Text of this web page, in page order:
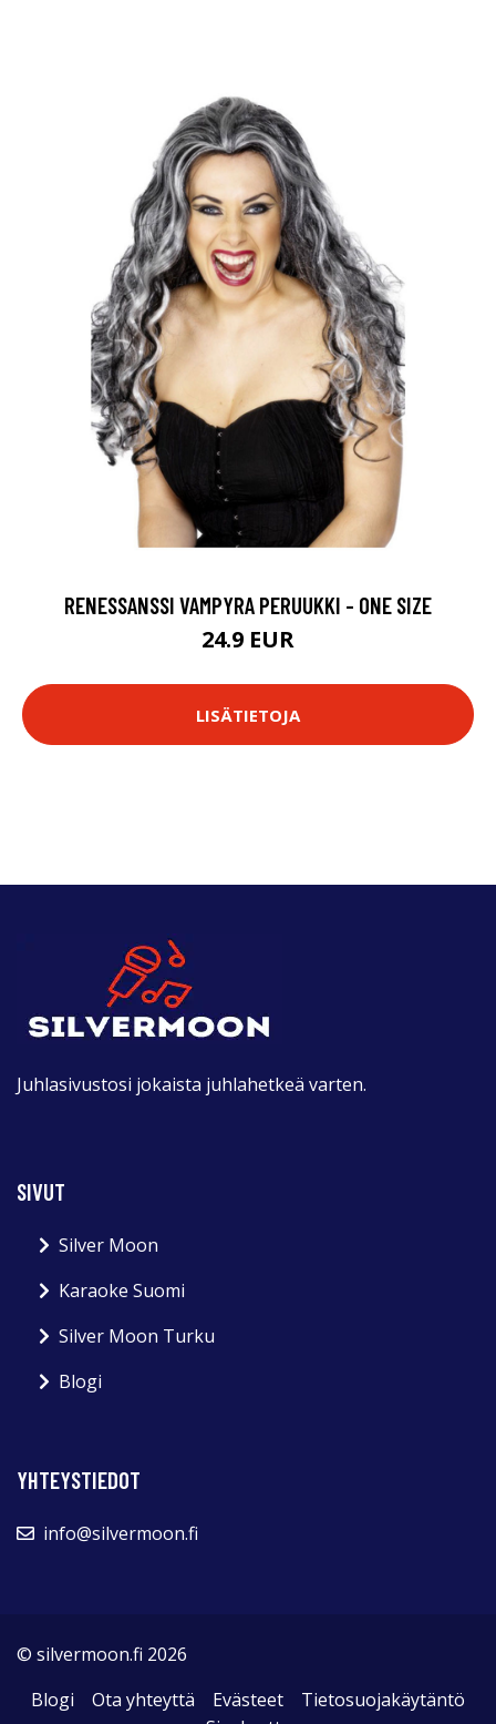
RENESSANSSI VAMPYRA PERUUKKI - ONE SIZE
24.9 EUR
LISÄTIETOJA
Juhlasivustosi jokaista juhlahetkeä varten.
SIVUT
Silver Moon
Karaoke Suomi
Silver Moon Turku
Blogi
YHTEYSTIEDOT
info@silvermoon.fi
© silvermoon.fi 2026
Blogi
Ota yhteyttä Evästeet
Tietosuojakäytäntö